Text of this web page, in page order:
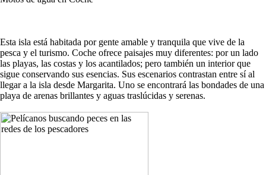
Esta isla está habitada por gente amable y tranquila que vive de la
pesca y el turismo. Coche ofrece paisajes muy diferentes: por un lado
las playas, las costas y los acantilados; pero también un interior que
sigue conservando sus esencias. Sus escenarios contrastan entre sí al
llegar a la isla desde Margarita. Uno se encontrará las bondades de una
playa de arenas brillantes y aguas traslúcidas y serenas.